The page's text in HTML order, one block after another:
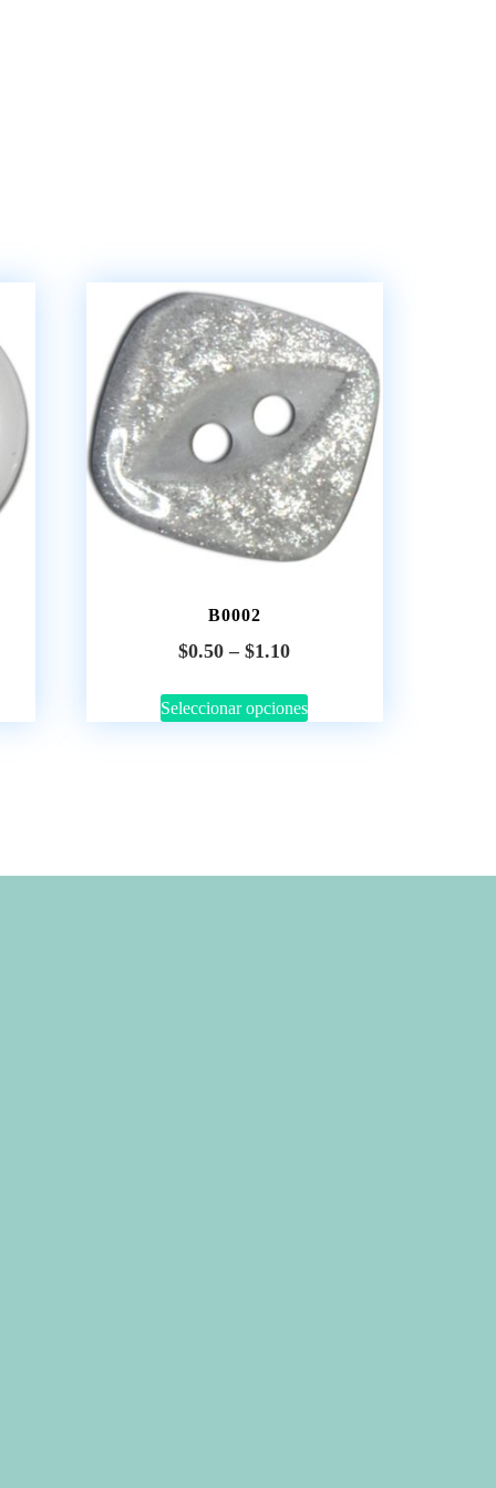
B0002
$0.50 – $1.10
Seleccionar opciones